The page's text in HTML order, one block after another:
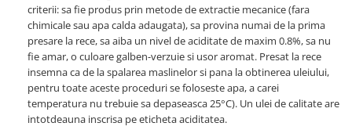
criterii: sa fie produs prin metode de extractie mecanice (fara
chimicale sau apa calda adaugata), sa provina numai de la prima
presare la rece, sa aiba un nivel de aciditate de maxim 0.8%, sa nu
fie amar, o culoare galben-verzuie si usor aromat. Presat la rece
insemna ca de la spalarea maslinelor si pana la obtinerea uleiului,
pentru toate aceste proceduri se foloseste apa, a carei
temperatura nu trebuie sa depaseasca 25°C). Un ulei de calitate are
intotdeauna inscrisa pe eticheta aciditatea.